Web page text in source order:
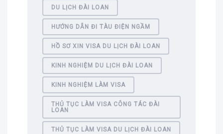
DU LỊCH ĐÀI LOAN
HƯỚNG DẪN ĐI TÀU ĐIỆN NGẦM
HỒ SƠ XIN VISA DU LỊCH ĐÀI LOAN
KINH NGHIỆM DU LỊCH ĐÀI LOAN
KINH NGHIỆM LÀM VISA
THỦ TỤC LÀM VISA CÔNG TÁC ĐÀI
LOAN
THỦ TỤC LÀM VISA DU LỊCH ĐÀI LOAN